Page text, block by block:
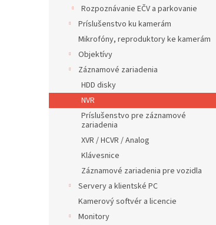
Rozpoznávanie EČV a parkovanie
Príslušenstvo ku kamerám
Mikrofóny, reproduktory ke kamerám
Objektívy
Záznamové zariadenia
HDD disky
NVR
Príslušenstvo pre záznamové
zariadenia
XVR / HCVR / Analog
Klávesnice
Záznamové zariadenia pre vozidla
Servery a klientské PC
Kamerový softvér a licencie
Monitory